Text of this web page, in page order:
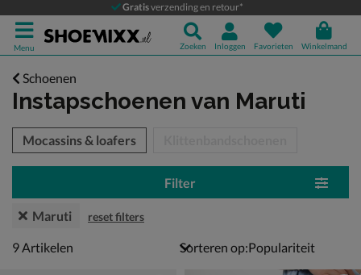
Gratisverzending en retour*
Menu Zoeken Inloggen Favorieten Winkelmand
Schoenen
Instapschoenen van Maruti
over
Mocassins & loafers
Filter
Maruti reset filters
9 artikelen
9Artikelen Sorteren op: